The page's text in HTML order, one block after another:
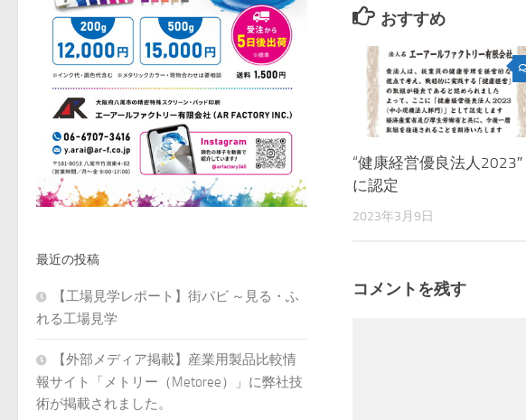
おすすめ
“健康経営優良法人2023″
に認定
2023年3月9日
コメントを残す
最近の投稿
【工場見学レポート】街パビ ～見る・ふ
れる工場見学
【外部メディア掲載】産業用製品比較情
報サイト「メトリー（Metoree）」に弊社技
術が掲載されました。